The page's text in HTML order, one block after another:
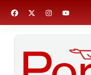
para